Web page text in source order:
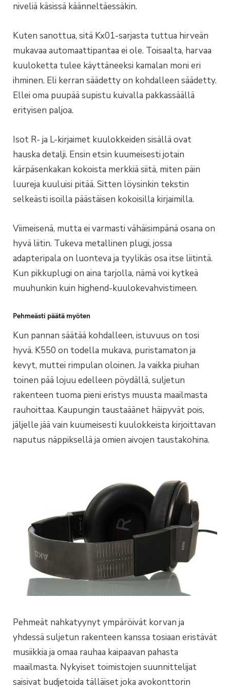
niveliä käsissä käänneltäessäkin.
Kuten sanottua, sitä Kx01-sarjasta tuttua hirveän
mukavaa automaattipantaa ei ole. Toisaalta, harvaa
kuuloketta tulee käyttäneeksi kamalan moni eri
ihminen. Eli kerran säädetty on kohdalleen säädetty.
Ellei oma puupää supistu kuivalla pakkassäällä
erityisen paljoa.
Isot R- ja L-kirjaimet kuulokkeiden sisällä ovat
hauska detalji. Ensin etsin kuumeisesti jotain
kärpäsenkakan kokoista merkkiä siitä, miten päin
luureja kuuluisi pitää. Sitten löysinkin tekstin
selkeästi isoilla päästäisen kokoisilla kirjaimilla.
Viimeisenä, mutta ei varmasti vähäisimpänä osana on
hyvä liitin. Tukeva metallinen plugi, jossa
adapteripala on luonteva ja tyylikäs osa itse liitintä.
Kun pikkuplugi on aina tarjolla, nämä voi kytkeä
muuhunkin kuin highend-kuulokevahvistimeen.
Pehmeästi päätä myöten
Kun pannan säätää kohdalleen, istuvuus on tosi
hyvä. K550 on todella mukava, puristamaton ja
kevyt, muttei rimpulan oloinen. Ja vaikka piuhan
toinen pää lojuu edelleen pöydällä, suljetun
rakenteen tuoma pieni eristys muusta maailmasta
rauhoittaa. Kaupungin taustaäänet häipyvät pois,
jäljelle jää vain kuumeisesti kuulokkeista kirjoittavan
naputus näppiksellä ja omien aivojen taustakohina.
Pehmeät nahkatyynyt ympäröivät korvan ja
yhdessä suljetun rakenteen kanssa tosiaan eristävät
musiikkia ja omaa rauhaa kaipaavan pahasta
maailmasta. Nykyiset toimistojen suunnittelijat
saisivat budjetoida tälläiset joka avokonttorin